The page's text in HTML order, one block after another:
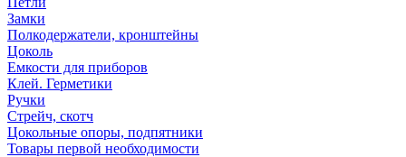
Замки
Полкодержатели, кронштейны
Цоколь
Емкости для приборов
Клей. Герметики
Ручки
Стрейч, скотч
Цокольные опоры, подпятники
Товары первой необходимости